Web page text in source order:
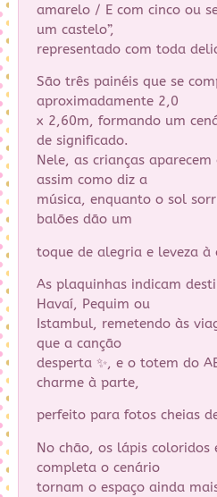
amarelo / E com cinco ou
um castelo”,
representado com toda
São três painéis que se
aproximadamente 2,0
x 2,60m, formando um
de significado.
Nele, as crianças
assim como diz a
música, enquanto o sol
balões dão um
toque de alegria e leveza
As plaquinhas indicam
Havaí, Pequim ou
Istambul, remetendo às
que a canção
desperta ✨, e o totem do
charme à parte,
perfeito para fotos cheias
No chão, os lápis coloridos
completa o cenário
tornam o espaço ainda